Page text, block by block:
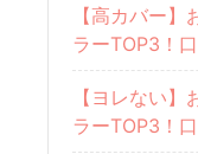
【高カバー
ラーTOP3！
【ヨレない
ラーTOP3！